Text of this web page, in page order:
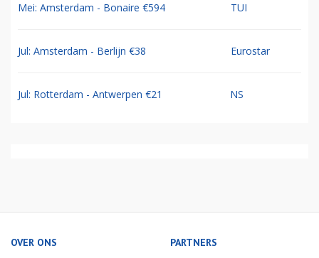
Mei: Amsterdam - Bonaire €594 TUI
Jul: Amsterdam - Berlijn €38 Eurostar
Jul: Rotterdam - Antwerpen €21 NS
OVER ONS PARTNERS